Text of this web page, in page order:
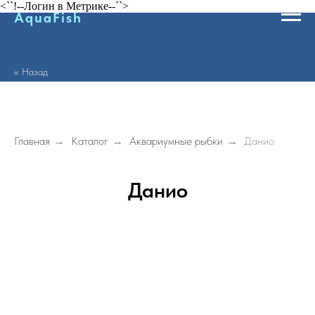
<``!--Логин в Метрике--``>
<< Назад
AquaFish
Главная → Каталог → Аквариумные рыбки → Данио
Данио